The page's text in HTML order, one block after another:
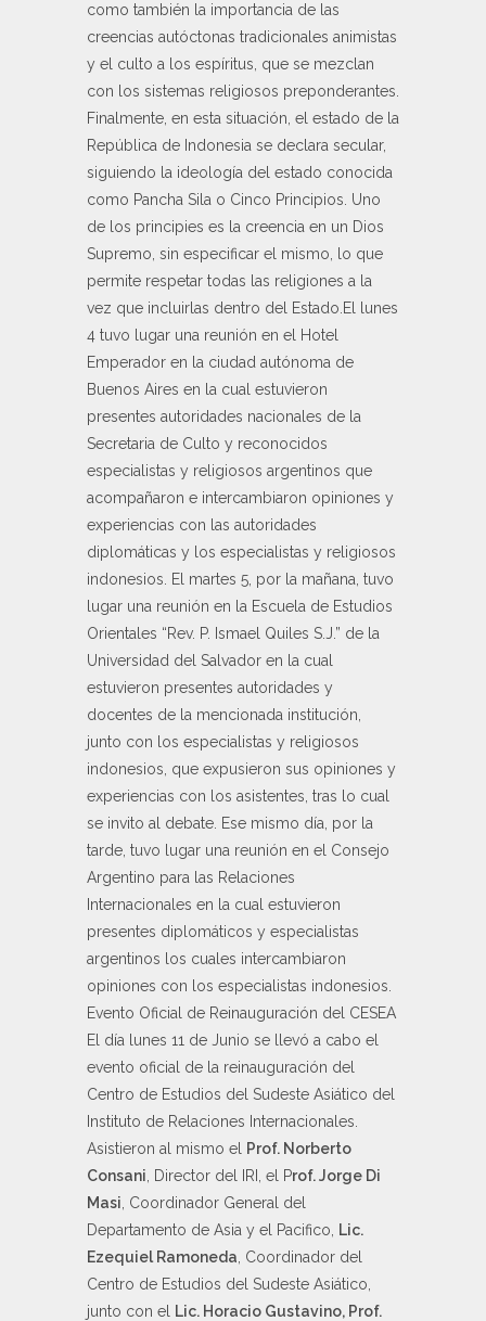
como también la importancia de las
creencias autóctonas tradicionales animistas
y el culto a los espíritus, que se mezclan
con los sistemas religiosos preponderantes.
Finalmente, en esta situación, el estado de la
República de Indonesia se declara secular,
siguiendo la ideología del estado conocida
como Pancha Sila o Cinco Principios. Uno
de los principies es la creencia en un Dios
Supremo, sin especificar el mismo, lo que
permite respetar todas las religiones a la
vez que incluirlas dentro del Estado.El lunes
4 tuvo lugar una reunión en el Hotel
Emperador en la ciudad autónoma de
Buenos Aires en la cual estuvieron
presentes autoridades nacionales de la
Secretaria de Culto y reconocidos
especialistas y religiosos argentinos que
acompañaron e intercambiaron opiniones y
experiencias con las autoridades
diplomáticas y los especialistas y religiosos
indonesios. El martes 5, por la mañana, tuvo
lugar una reunión en la Escuela de Estudios
Orientales “Rev. P. Ismael Quiles S.J.” de la
Universidad del Salvador en la cual
estuvieron presentes autoridades y
docentes de la mencionada institución,
junto con los especialistas y religiosos
indonesios, que expusieron sus opiniones y
experiencias con los asistentes, tras lo cual
se invito al debate. Ese mismo día, por la
tarde, tuvo lugar una reunión en el Consejo
Argentino para las Relaciones
Internacionales en la cual estuvieron
presentes diplomáticos y especialistas
argentinos los cuales intercambiaron
opiniones con los especialistas indonesios.
Evento Oficial de Reinauguración del CESEA
El día lunes 11 de Junio se llevó a cabo el
evento oficial de la reinauguración del
Centro de Estudios del Sudeste Asiático del
Instituto de Relaciones Internacionales.
Asistieron al mismo el
Prof. Norberto
Consani , Director del IRI, el Prof. Jorge Di
Masi , Coordinador General del
Departamento de Asia y el Pacifico,
Lic.
Ezequiel Ramoneda , Coordinador del
Centro de Estudios del Sudeste Asiático,
junto con el
Lic. Horacio Gustavino, Prof.